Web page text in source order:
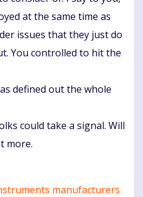
at the same time as
issues that they just do
You controlled to hit the
defined out the whole
could take a signal. Will
more.
manufacturers